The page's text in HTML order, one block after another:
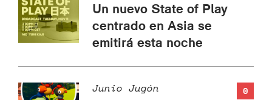
Un nuevo State of Play
centrado en Asia se
emitirá esta noche
0
Junio Jugón